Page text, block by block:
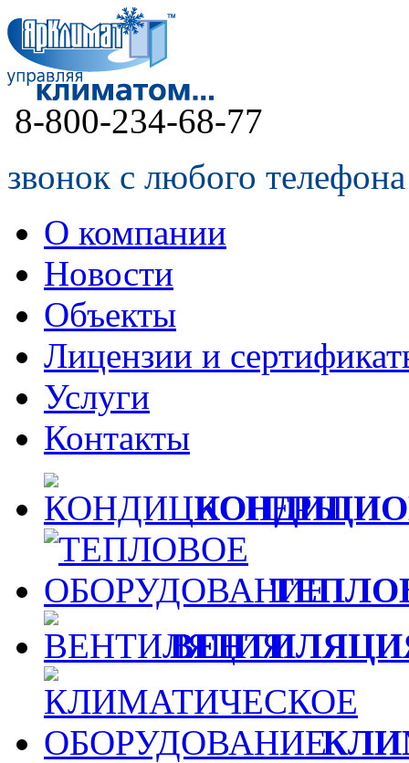
8-800-234-68-77
звонок с любого
О компании
Новости
Объекты
Лицензии и
Услуги
Контакты